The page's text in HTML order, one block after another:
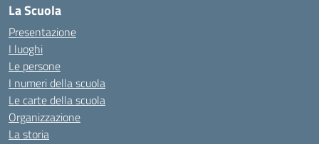
La Scuola
Presentazione
I luoghi
Le persone
I numeri della scuola
Le carte della scuola
Organizzazione
La storia